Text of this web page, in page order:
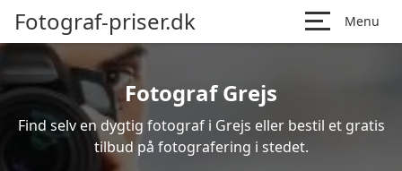
Fotograf-priser.dk Menu
Fotograf Grejs
Find selv en dygtig fotograf i Grejs eller bestil et gratis
tilbud på fotografering i stedet.